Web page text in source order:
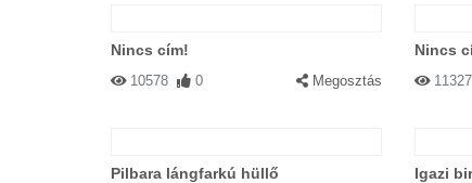
Nincs cím!
10578 0 Megosztás
Nincs
11327
Pilbara lángfarkú hüllő Igazi